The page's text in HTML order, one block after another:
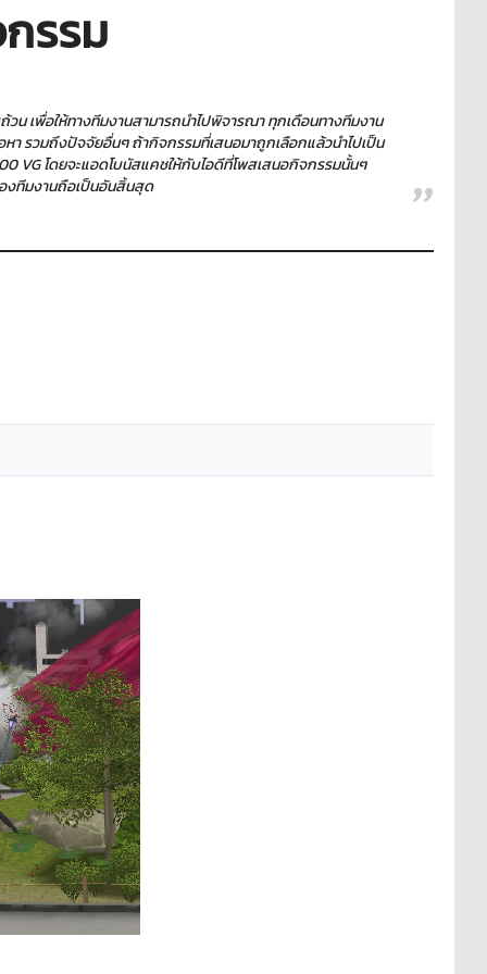
รรม
น เพื่อให้ทางทีมงานสามารถนำไปพิจารณา ทุกเดือนทางทีมงาน
า รวมถึงปัจจัยอื่นๆ ถ้ากิจกรรมที่เสนอมาถูกเลือกแล้วนำไปเป็น
VG โดยจะแอดโบนัสแคชให้กับไอดีที่โพสเสนอกิจกรรมนั้นๆ
งทีมงานถือเป็นอันสิ้นสุด